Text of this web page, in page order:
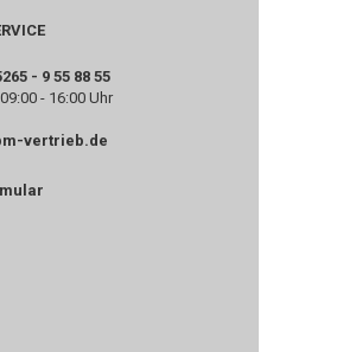
- 9 55 88 55
- 16:00 Uhr
vertrieb.de